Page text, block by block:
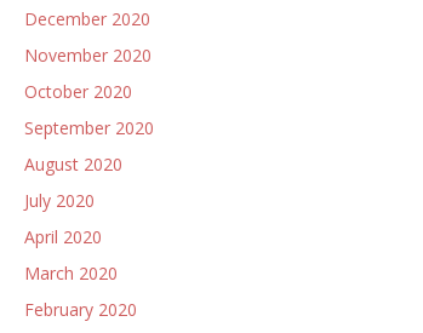
December 2020
November 2020
October 2020
September 2020
August 2020
July 2020
April 2020
March 2020
February 2020